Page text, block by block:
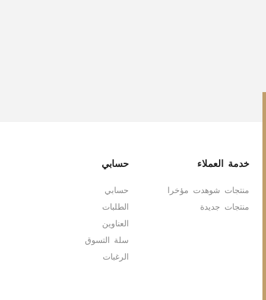
خدمة العملاء
منتجات شوهدت مؤخرا
منتجات جديدة
حسابي
حسابي
الطلبات
العناوين
سلة التسوق
الرغبات